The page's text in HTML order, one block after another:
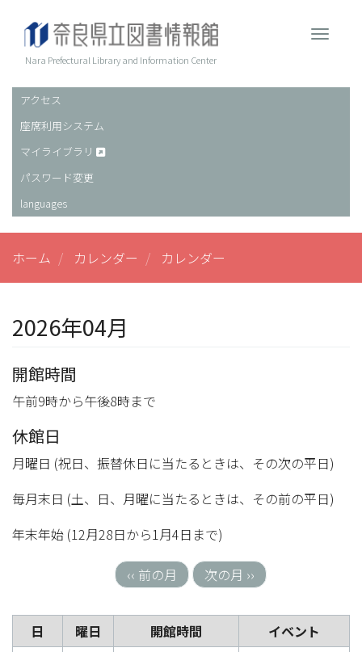
Nara Prefectural Library and Information Center
ヘ
ッ
ダ
ー
アクセス
座席利用システム
マイライブラリ
パスワード変更
languages
ホーム カレンダー カレンダー
2026年04月
開館時間
午前9時から午後8時まで
休館日
月曜日 (祝日、振替休日に当たるときは、その次の平日)
毎月末日 (土、日、月曜に当たるときは、その前の平日)
年末年始 (12月28日から1月4日まで)
送
‹‹ 前の月 次の月 ››
日 曜日 開館時間
イベント